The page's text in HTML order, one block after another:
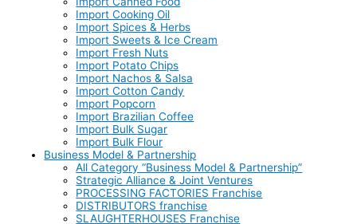
Import Cooking Oil
Import Spices & Herbs
Import Sweets & Ice Cream
Import Fresh Nuts
Import Potato Chips
Import Nachos & Salsa
Import Cotton Candy
Import Popcorn
Import Brazilian Coffee
Import Bulk Sugar
Import Bulk Flour
Business Model & Partnership
All Category “Business Model & Partnership”
Strategic Alliance & Joint Ventures
PROCESSING FACTORIES Franchise
DISTRIBUTORS franchise
SLAUGHTERHOUSES Franchise